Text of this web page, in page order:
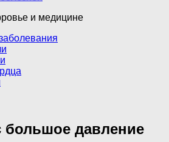
и медицине
большое давление